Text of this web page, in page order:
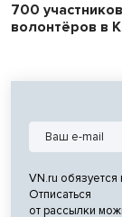
700
волонтёров в
VN.ru
Отписаться
от рассылки